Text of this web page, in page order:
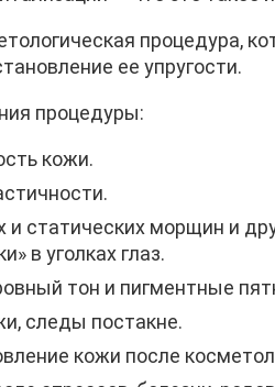
процедура,
ее упругости.
процедуры:
кожи.
статических морщин и
в уголках глаз.
тон и пигментные
следы постакне.
кожи после